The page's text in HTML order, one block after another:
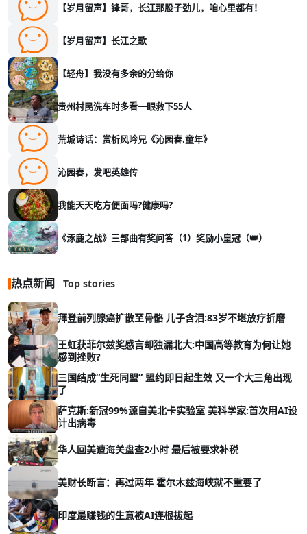
【岁月留声】锋哥，长江那股子劲儿，咱心里都有！
【岁月留声】长江之歌
【轻舟】我没有多余的分给你
贵州村民洗车时多看一眼救下55人
荒城诗话：赏析风吟兄《沁园春.童年》
沁园春，发吧英雄传
我能天天吃方便面吗?健康吗?
《涿鹿之战》三部曲有奖问答（1）奖励小皇冠（👑）
热点新闻 Top stories
拜登前列腺癌扩散至骨骼 儿子含泪:83岁不堪放疗折磨
王虹获菲尔兹奖感言却独漏北大:中国高等教育为何让她
感到挫败?
三国结成“生死同盟” 盟约即日起生效 又一个大三角出现
了
萨克斯:新冠99%源自美北卡实验室 美科学家:首次用AI设
计出病毒
华人回美遭海关盘查2小时 最后被要求补税
美财长断言：再过两年 霍尔木兹海峡就不重要了
印度最赚钱的生意被AI连根拔起